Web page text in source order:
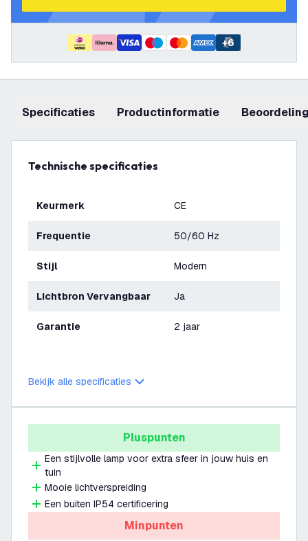
+6
Specificaties productinformatie
Technische specificaties
Keurmerk CE
Frequentie 50/60 Hz
Stijl Modern
Lichtbron Vervangbaar Ja
Garantie 2 jaar
Bekijk alle specificaties
Pluspunten
Een stijlvolle lamp voor extra sfeer in jouw huis en
tuin
Mooie lichtverspreiding
Een buiten IP54 certificering
Minpunten